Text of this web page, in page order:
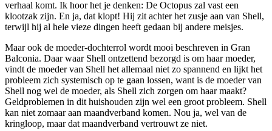
verhaal komt. Ik hoor het je denken: De Octopus zal vast een
klootzak zijn. En ja, dat klopt! Hij zit achter het zusje aan van Shell,
terwijl hij al hele vieze dingen heeft gedaan bij andere meisjes.
Maar ook de moeder-dochterrol wordt mooi beschreven in Gran
Balconia. Daar waar Shell ontzettend bezorgd is om haar moeder,
vindt de moeder van Shell het allemaal niet zo spannend en lijkt het
probleem zich systemisch op te gaan lossen, want is de moeder van
Shell nog wel de moeder, als Shell zich zorgen om haar maakt?
Geldproblemen in dit huishouden zijn wel een groot probleem. Shell
kan niet zomaar aan maandverband komen. Nou ja, wel van de
kringloop, maar dat maandverband vertrouwt ze niet.